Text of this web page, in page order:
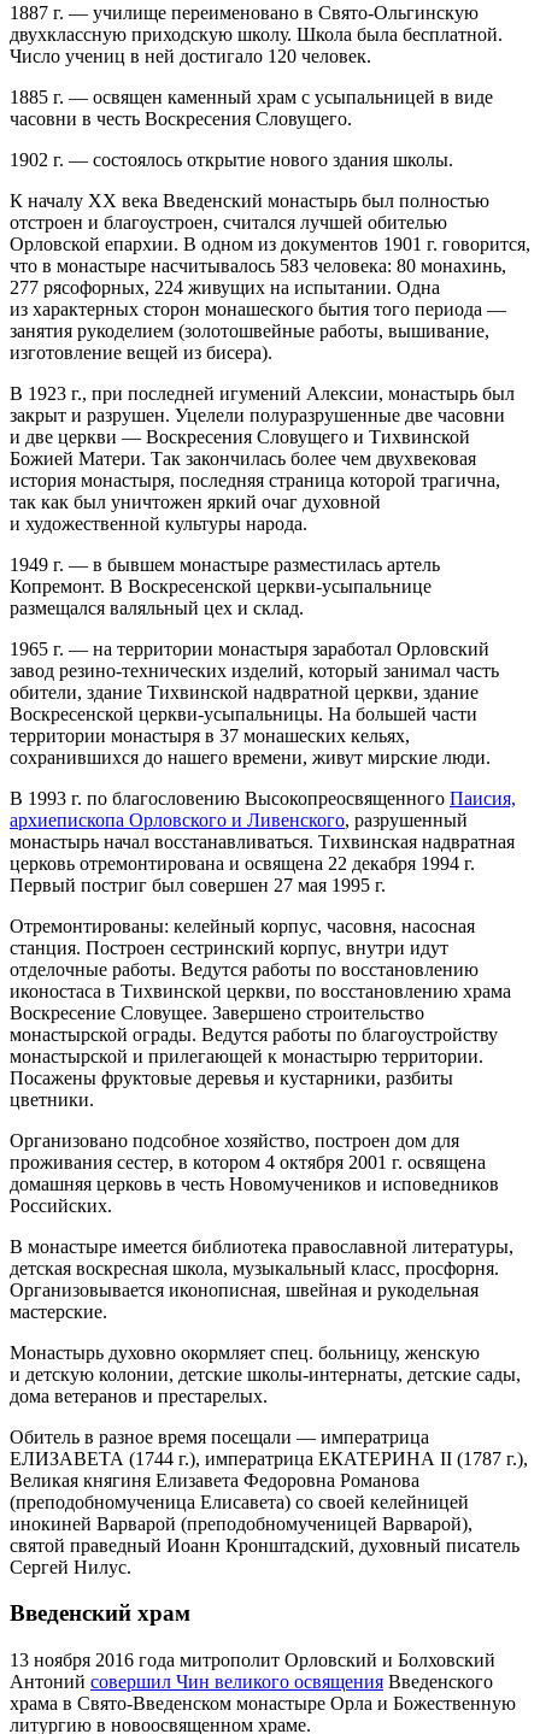
1887 г. — училище переименовано в Свято-Ольгинскую
двухклассную приходскую школу. Школа была бесплатной.
Число учениц в ней достигало 120 человек.
1885 г. — освящен каменный храм с усыпальницей в виде
часовни в честь Воскресения Словущего.
1902 г. — состоялось открытие нового здания школы.
К началу ХХ века Введенский монастырь был полностью
отстроен и благоустроен, считался лучшей обителью
Орловской епархии. В одном из документов 1901 г. говорится,
что в монастыре насчитывалось 583 человека: 80 монахинь,
277 рясофорных, 224 живущих на испытании. Одна
из характерных сторон монашеского бытия того периода —
занятия рукоделием (золотошвейные работы, вышивание,
изготовление вещей из бисера).
В 1923 г., при последней игумений Алексии, монастырь был
закрыт и разрушен. Уцелели полуразрушенные две часовни
и две церкви — Воскресения Словущего и Тихвинской
Божией Матери. Так закончилась более чем двухвековая
история монастыря, последняя страница которой трагична,
так как был уничтожен яркий очаг духовной
и художественной культуры народа.
1949 г. — в бывшем монастыре разместилась артель
Копремонт. В Воскресенской церкви-усыпальнице
размещался валяльный цех и склад.
1965 г. — на территории монастыря заработал Орловский
завод резино-технических изделий, который занимал часть
обители, здание Тихвинской надвратной церкви, здание
Воскресенской церкви-усыпальницы. На большей части
территории монастыря в 37 монашеских кельях,
сохранившихся до нашего времени, живут мирские люди.
В 1993 г. по благословению Высокопреосвященного Паисия,
архиепископа Орловского и Ливенского, разрушенный
монастырь начал восстанавливаться. Тихвинская надвратная
церковь отремонтирована и освящена 22 декабря 1994 г.
Первый постриг был совершен 27 мая 1995 г.
Отремонтированы: келейный корпус, часовня, насосная
станция. Построен сестринский корпус, внутри идут
отделочные работы. Ведутся работы по восстановлению
иконостаса в Тихвинской церкви, по восстановлению храма
Воскресение Словущее. Завершено строительство
монастырской ограды. Ведутся работы по благоустройству
монастырской и прилегающей к монастырю территории.
Посажены фруктовые деревья и кустарники, разбиты
цветники.
Организовано подсобное хозяйство, построен дом для
проживания сестер, в котором 4 октября 2001 г. освящена
домашняя церковь в честь Новомучеников и исповедников
Российских.
В монастыре имеется библиотека православной литературы,
детская воскресная школа, музыкальный класс, просфорня.
Организовывается иконописная, швейная и рукодельная
мастерские.
Монастырь духовно окормляет спец. больницу, женскую
и детскую колонии, детские школы-интернаты, детские сады,
дома ветеранов и престарелых.
Обитель в разное время посещали — императрица
ЕЛИЗАВЕТА (1744 г.), императрица ЕКАТЕРИНА II (1787 г.),
Великая княгиня Елизавета Федоровна Романова
(преподобномученица Елисавета) со своей келейницей
инокиней Варварой (преподобномученицей Варварой),
святой праведный Иоанн Кронштадский, духовный писатель
Сергей Нилус.
Введенский храм
13 ноября 2016 года митрополит Орловский и Болховский
Антоний совершил Чин великого освящения Введенского
храма в Свято-Введенском монастыре Орла и Божественную
литургию в новоосвященном храме.